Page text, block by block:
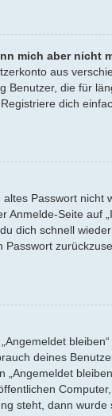
mich aber nicht
aus
Benutzer, die für
dich
Passwort nicht
Seite auf
dich schnell
deines
steht, dann